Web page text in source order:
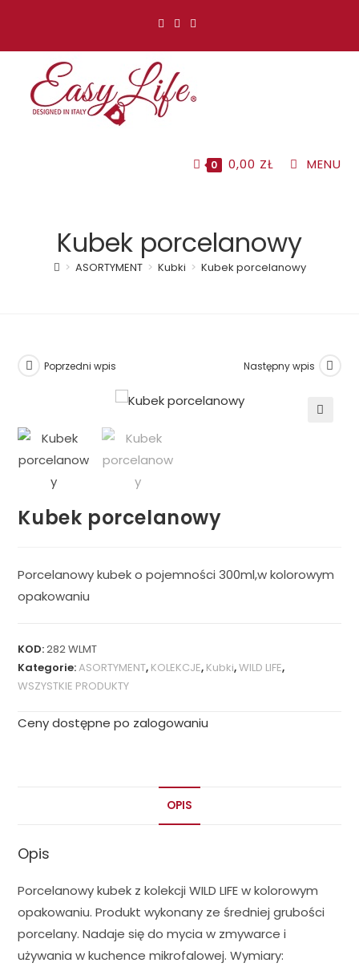
0 0,00 ZŁ MENU
Kubek porcelanowy
> ASORTYMENT > Kubki > Kubek porcelanowy
Poprzedni wpis Następny wpis
Kubek porcelanowy
Porcelanowy kubek o pojemności 300ml,w kolorowym
opakowaniu
KOD:282 WLMT
Kategorie:ASORTYMENT, KOLEKCJE, Kubki,WILD LIFE,
WSZYSTKIE PRODUKTY
Ceny dostępne po zalogowaniu
OPIS
Opis
Porcelanowy kubek z kolekcji WILD LIFE w kolorowym
opakowaniu. Produkt wykonany ze średniej grubości
porcelany. Nadaje się do mycia w zmywarce i
używania w kuchence mikrofalowej. Wymiary: